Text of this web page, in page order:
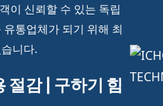
이 신뢰할 수 있는 독립
유통업체가 되기 위해 최
니다.
절감 | 구하기 힘